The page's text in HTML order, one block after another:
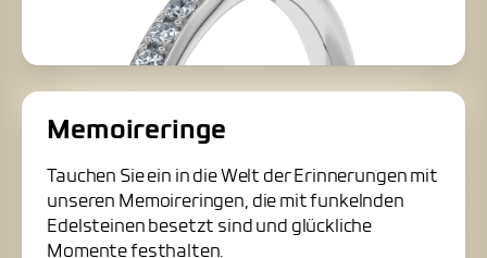
Memoireringe
Tauchen Sie ein in die Welt der Erinnerungen mit
unseren Memoireringen, die mit funkelnden
Edelsteinen besetzt sind und glückliche
Momente festhalten.